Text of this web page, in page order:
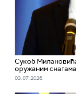
Сукоб
оружаним
03. 07. 2026.